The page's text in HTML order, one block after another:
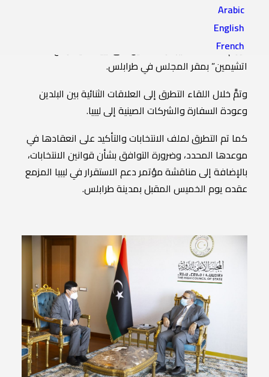
Arabic
English
French
التقى رئيس المجلس الأعلى للدولة السيد “خالد المشري”
اليوم الثلاثاء، سفيرَ دولة الصين لدى ليبيا السيد”وانغ
اتشيمين” بمقر المجلس في طرابلس.
وتمَّ خلال اللقاء التطرق إلى العلاقات الثنائية بين البلدين
وعودة السفارة والشركات الصينية إلى ليبيا.
كما تم التطرق لملف الانتخابات والتأكيد على انعقادها في
موعدها المحدد، وضرورة التوافق بشأن قوانين الانتخابات،
بالإضافة إلى مناقشة مؤتمر دعم الاستقرار في ليبيا المزمع
عقده يوم الخميس المقبل بمدينة طرابلس.